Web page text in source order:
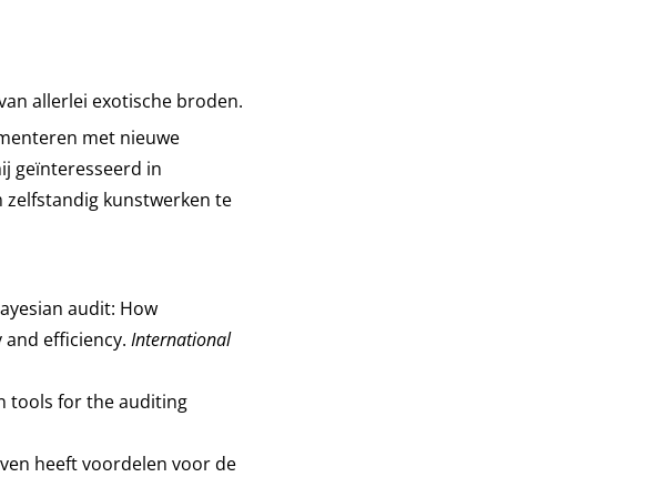
allerlei exotische broden.
met nieuwe
geïnteresseerd in
kunstwerken te
audit: How
efficiency. International
tools for the auditing
heeft voordelen voor de